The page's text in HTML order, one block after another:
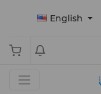
English